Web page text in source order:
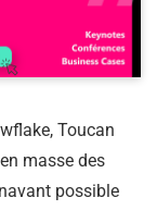
Toucan
masse des
possible